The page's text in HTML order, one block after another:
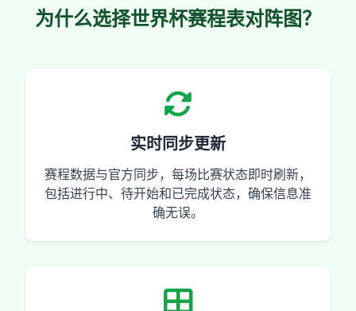
为什么选择世界杯赛程表对阵图？
实时同步更新
赛程数据与官方同步，每场比赛状态即时刷新，
包括进行中、待开始和已完成状态，确保信息准
确无误。